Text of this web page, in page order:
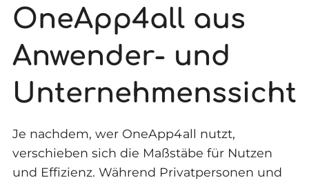
OneApp4all aus
Anwender- und
Unternehmenssicht
Je nachdem, wer OneApp4all nutzt,
verschieben sich die Maßstäbe für Nutzen
und Effizienz. Während Privatpersonen und